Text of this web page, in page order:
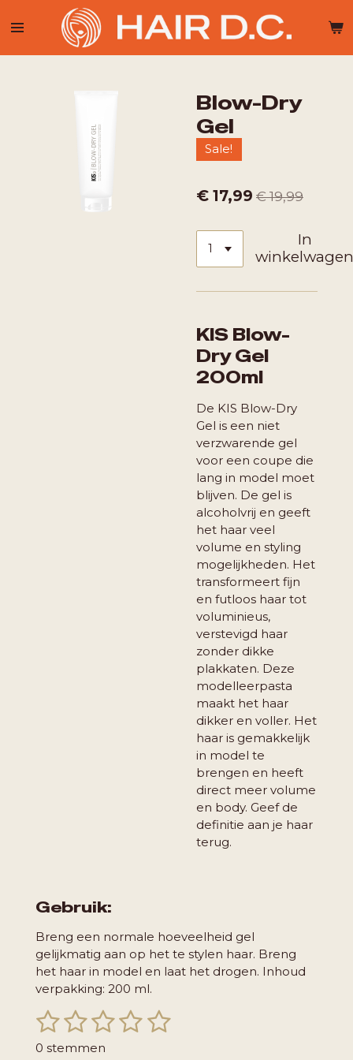
direct
Blow-Dry
Gel
Sale!
€ 17,99 € 19,99
In
KIS Blow-
Dry Gel
200ml
De KIS Blow-Dry
Gel is een niet
verzwarende gel
voor een coupe die
lang in model moet
blijven. De gel is
alcoholvrij en geeft
het haar veel
volume en styling
mogelijkheden. Het
transformeert fijn
en futloos haar tot
voluminieus,
verstevigd haar
zonder dikke
plakkaten. Deze
modelleerpasta
maakt het haar
dikker en voller. Het
haar is gemakkelijk
in model te
brengen en heeft
direct meer volume
en body. Geef de
definitie aan je haar
terug.
Gebruik:
Breng een normale hoeveelheid gel
gelijkmatig aan op het te stylen haar. Breng
het haar in model en laat het drogen. Inhoud
verpakking: 200 ml.
R
a
t
1
s
2
s
3
s
4 5
S
0 stemmen